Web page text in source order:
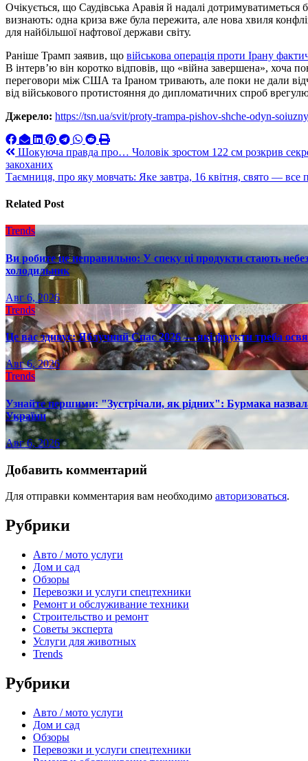
Очікується, що Саудівська Аравія й надалі дотримуватиметься
визнають: одна криза вже була пережита, але нова хвиля
для найбільшої нафтової держави світу.
Раніше Трамп заявив, що військова операція проти Ірану
В інтерв’ю він коротко відповів, що «війна завершена»,
переговори між США та Іраном тривають, але поки не дали
від військового протистояння до дипломатичних спроб
Джерело: https://tsn.ua/svit/proty-trampa-pishov-shche-odyn-
Навигация
по
Шокуюча правда про… Чоловік зростом 122 см розкрив
закоханих
Таємниця, про яку мовчать: Яке завтра, 16 квітня, свято — все
Related Post
Trends
Ви робите це неправильно: У спеку ці продукти стають
холодильник
Авг 6, 2026
Trends
Це вас здивує: Яблучний Спас 2026 — які фрукти треба
Авг 6, 2026
Trends
Узнайте першими: "Зустрічали, як рідних": Бурмака
України
Авг 6, 2026
Добавить комментарий
Для отправки комментария вам необходимо авторизоваться.
Рубрики
Авто / мото услуги
Дом и сад
Обзоры
Перевозки и услуги спецтехники
Ремонт и обслуживание техники
Строительство и ремонт
Советы эксперта
Услуги для животных
Trends
Рубрики
Авто / мото услуги
Дом и сад
Обзоры
Перевозки и услуги спецтехники